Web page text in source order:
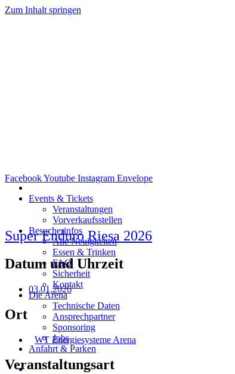
Zum Inhalt springen
Events & Tickets
Veranstaltungen
Vorverkaufsstellen
Besucherinfos
Alle Neuigkeiten
Essen & Trinken
FAQ
Sicherheit
Kontakt
Die Arena
Technische Daten
Ansprechpartner
Sponsoring
Jobs
Anfahrt & Parken
FacebookYoutube Instagram Envelope
Super Enduro Riesa 2026
Datum und Uhrzeit
03.01.2026
Ort
WT Energiesysteme Arena
Veranstaltungsart